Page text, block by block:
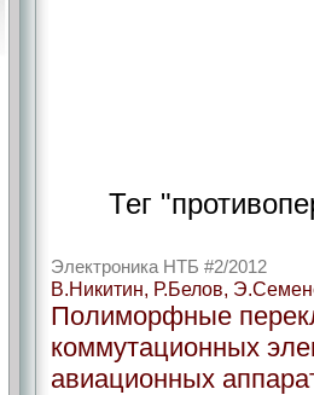
Тег
Электроника НТБ #2/2012
В.Никитин, Р.Белов,
Полиморфные
коммутационных
авиационных